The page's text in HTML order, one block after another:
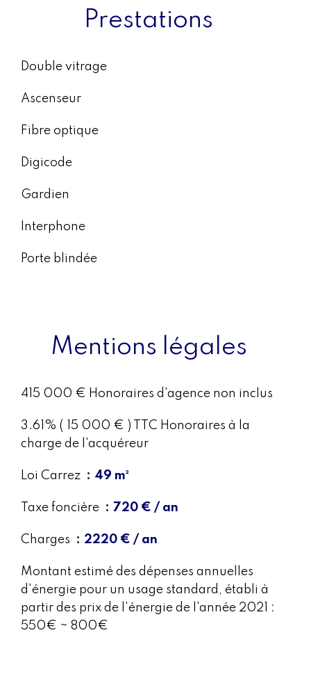
Prestations
Double vitrage
Ascenseur
Fibre optique
Digicode
Gardien
Interphone
Porte blindée
Mentions légales
415 000 € Honoraires d'agence non inclus
3.61% ( 15 000 € ) TTC Honoraires à la
charge de l'acquéreur
Loi Carrez 49 m²
Taxe foncière 720 € / an
Charges 2220 € / an
Montant estimé des dépenses annuelles
d'énergie pour un usage standard, établi à
partir des prix de l'énergie de l'année 2021 :
550€ ~ 800€